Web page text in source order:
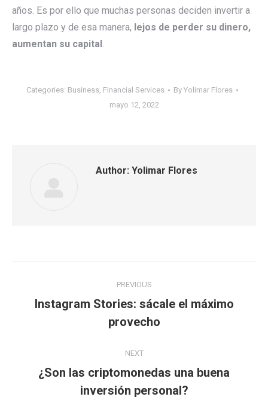
años. Es por ello que muchas personas deciden invertir a
largo plazo y de esa manera, lejos de perder su dinero,
aumentan su capital.
Categories: Business, Financial Services By Yolimar Flores
mayo 12, 2022
Author: Yolimar Flores
navigation
PREVIOUS
Previous
post:
Instagram Stories: sácale el máximo
provecho
NEXT
Next
post:
¿Son las criptomonedas una buena
inversión personal?